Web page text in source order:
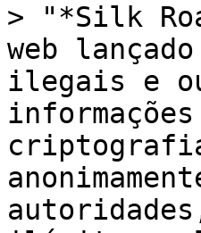
> "*Silk
web
ilegais e